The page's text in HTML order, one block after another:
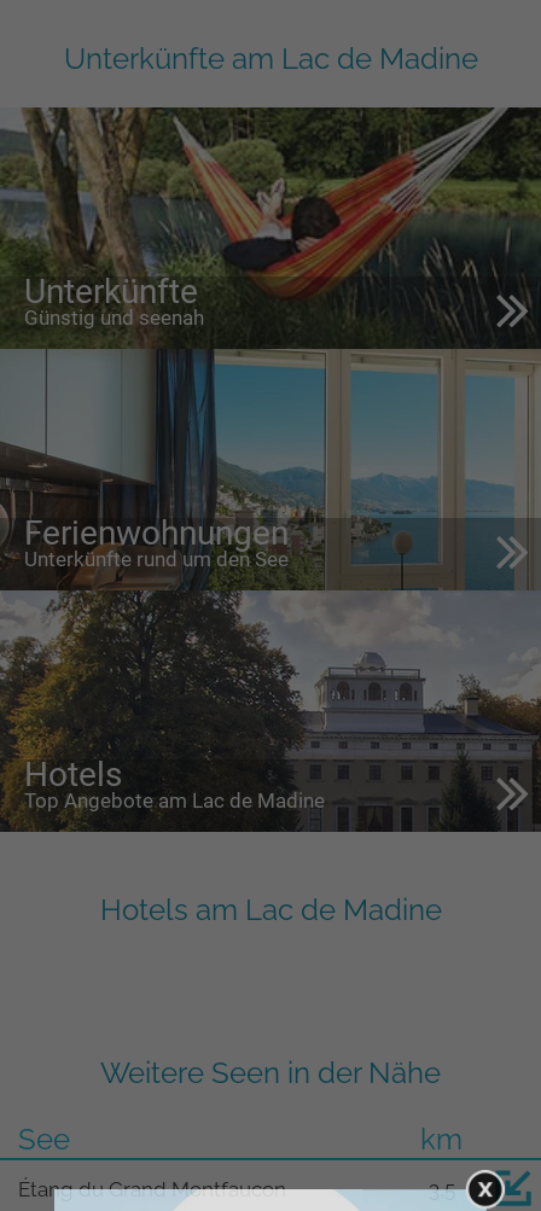
Unterkünfte am Lac de Madine
Unterkünfte
Günstig und seenah
Ferienwohnungen
Unterkünfte rund um den See
Hotels
Top Angebote am Lac de Madine
Hotels am Lac de Madine
Weitere Seen in der Nähe
See
km
Étang du Grand Montfaucon 3,5